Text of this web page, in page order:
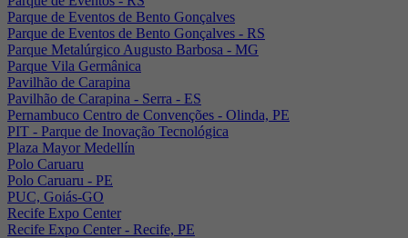
Parque de Eventos de Bento Gonçalves
Parque de Eventos de Bento Gonçalves - RS
Parque Metalúrgico Augusto Barbosa - MG
Parque Vila Germânica
Pavilhão de Carapina
Pavilhão de Carapina - Serra - ES
Pernambuco Centro de Convenções - Olinda, PE
PIT - Parque de Inovação Tecnológica
Plaza Mayor Medellín
Polo Caruaru
Polo Caruaru - PE
PUC, Goiás-GO
Recife Expo Center
Recife Expo Center - Recife, PE